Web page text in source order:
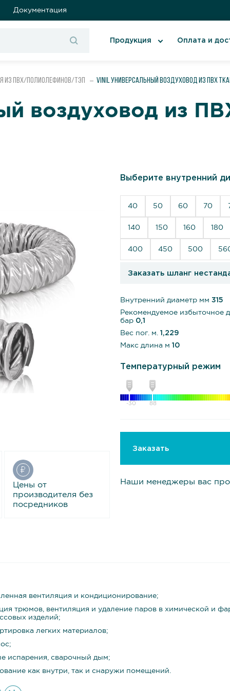
Документация
Продукция Оплата и
из ПВХ/полиолефинов/ТЭП VINIL Универсальный воздуховод из ПВХ
воздуховод из
Цены от
производителя без
посредников
Выберите внутренний
40 50 60 70
140 150 160 180
400 450 500
Заказать шланг
Внутренний диаметр мм 315
Рекомендуемое избыточное
бар 0,1
Вес пог. м. 1,229
Макс длина м 10
Температурный режим
-30 88
Заказать
Наши менеджеры вас
вентиляция и кондиционирование;
трюмов, вентиляция и удаление паров в химической и
изделий;
легких материалов;
испарения, сварочный дым;
как внутри, так и снаружи помещений.